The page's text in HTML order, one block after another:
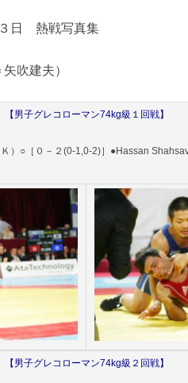
日 熱戦写真集
矢吹建夫）
【男子グレコローマン74kg級１回戦】
）○［０－２(0-1,0-2)］●Hassan
【男子グレコローマン74kg級２ 回戦】